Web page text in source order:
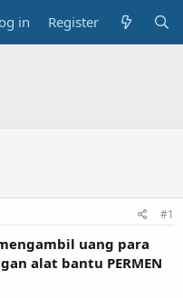
in Register
#1
uang para
alat bantu PERMEN